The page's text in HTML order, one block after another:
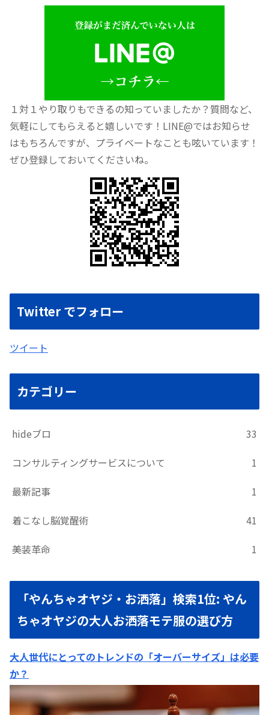
１対１やり取りもできるの知っていましたか？質問など、
気軽にしてもらえると嬉しいです！LINE@ではお知らせ
はもちろんですが、プライベートなことも呟いています！
ぜひ登録しておいてくださいね。
Twitter でフォロー
ツイート
カテゴリー
hideブロ
33
コンサルティングサービスについて
1
最新記事
1
着こなし脳覚醒術
41
美装革命
1
「やんちゃオヤジ・お洒落」検索1位: やん
ちゃオヤジの大人お洒落モテ服の選び方
大人世代にとってのトレンドの「オーバーサイズ」は必要
か？